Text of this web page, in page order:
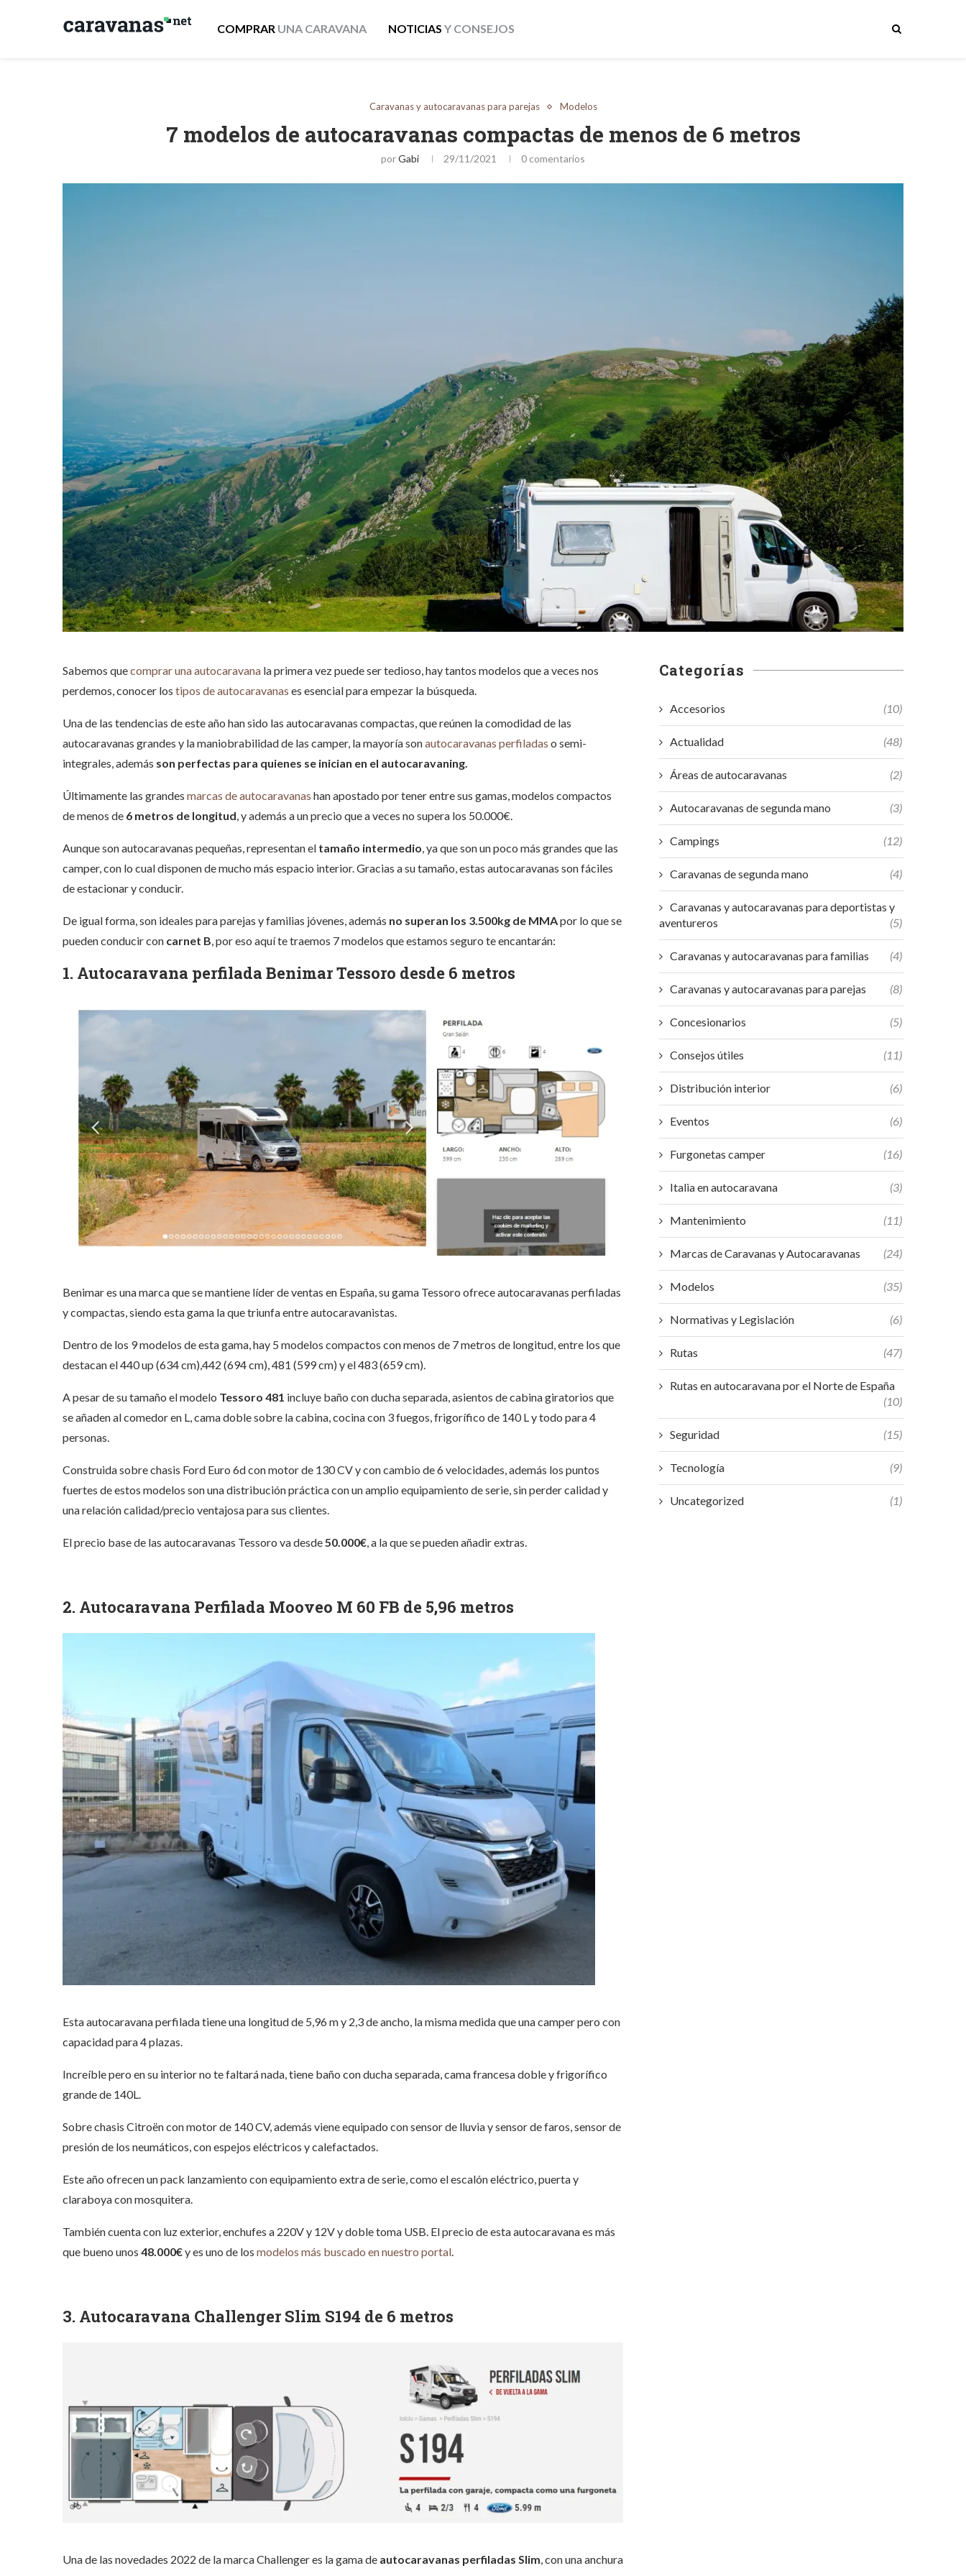
COMPRAR UNA CARAVANA NOTICIAS Y CONSEJOS
Caravanas y autocaravanas para parejas Modelos
7 modelos de autocaravanas compactas de menos de 6 metros
porGabi 29/11/2021 0 comentarios
Sabemos quecomprar una autocaravana la primera vez puede ser tedioso, hay tantos modelos que a veces nos
perdemos, conocer los tipos de autocaravanas es esencial para empezar la búsqueda.
Una de las tendencias de este año han sido las autocaravanas compactas, que reúnen la comodidad de las
autocaravanas grandes y la maniobrabilidad de las camper, la mayoría sonautocaravanas perfiladas o semi-
integrales, además son perfectas para quienes se inician en el autocaravaning.
Últimamente las grandes marcas de autocaravanas han apostado por tener entre sus gamas, modelos compactos
de menos de 6 metros de longitud, y además a un precio que a veces no supera los 50.000€.
Aunque son autocaravanas pequeñas, representan el tamaño intermedio, ya que son un poco más grandes que las
camper, con lo cual disponen de mucho más espacio interior.Gracias a su tamaño, estas autocaravanas son fáciles
de estacionar y conducir.
De igual forma, son ideales para parejas y familias jóvenes, además no superan los 3.500kg de MMApor lo que se
pueden conducir con carnet B, por eso aquí te traemos 7 modelos que estamos seguro te encantarán:
1. Autocaravana perfilada Benimar Tessoro desde 6 metros
Benimar es una marca que se mantiene líder de ventas en España, su gama Tessoro ofrece autocaravanas perfiladas
y compactas, siendo esta gama la que triunfa entre autocaravanistas.
Dentro de los 9 modelos de esta gama, hay 5 modelos compactos con menos de 7 metros de longitud, entre los que
destacan el 440 up (634 cm),442 (694 cm), 481 (599 cm) y el 483 (659 cm).
A pesar de su tamaño el modelo Tessoro 481 incluye baño con ducha separada, asientos de cabina giratorios que
se añaden al comedor en L, cama doble sobre la cabina, cocina con 3 fuegos, frigorífico de 140 L y todo para 4
personas.
Construida sobre chasis Ford Euro 6d con motor de 130 CV y con cambio de 6 velocidades, además los puntos
fuertes de estos modelos son una distribución práctica con un amplio equipamiento de serie, sin perder calidad y
una relación calidad/precio ventajosa para sus clientes.
El precio base de las autocaravanas Tessoro va desde50.000€, a la que se pueden añadir extras.
2. Autocaravana Perfilada Mooveo M 60 FB de 5,96 metros
Esta autocaravana perfilada tiene una longitud de 5,96 m y 2,3 de ancho, la misma medida que una camper pero con
capacidad para 4 plazas.
Increíble pero en su interior no te faltará nada, tiene baño con ducha separada, cama francesa doble y frigorífico
grande de 140L.
Sobre chasis Citroën con motor de 140 CV, además viene equipado con sensor de lluvia y sensor de faros, sensor de
presión de los neumáticos, con espejos eléctricos y calefactados.
Este año ofrecen un pack lanzamiento con equipamiento extra de serie, como el escalón eléctrico, puerta y
claraboya con mosquitera.
También cuenta con luz exterior, enchufes a 220V y 12V y doble toma USB. El precio de esta autocaravana es más
que bueno unos 48.000€y es uno de los modelos más buscado en nuestro portal.
3. Autocaravana Challenger Slim S194 de 6 metros
Una de las novedades 2022 de la marca Challenger es la gama de autocaravanas perfiladas Slim, con una anchura
Categorías
Accesorios (10)
Actualidad (48)
Áreas de autocaravanas (2)
Autocaravanas de segunda mano (3)
Campings (12)
Caravanas de segunda mano (4)
Caravanas y autocaravanas para deportistas y
aventureros
(5)
Caravanas y autocaravanas para familias (4)
Caravanas y autocaravanas para parejas (8)
Concesionarios (5)
Consejos útiles (11)
Distribución interior (6)
Eventos (6)
Furgonetas camper (16)
Italia en autocaravana (3)
Mantenimiento (11)
Marcas de Caravanas y Autocaravanas (24)
Modelos (35)
Normativas y Legislación (6)
Rutas (47)
Rutas en autocaravana por el Norte de España
(10)
Seguridad (15)
Tecnología (9)
Uncategorized (1)